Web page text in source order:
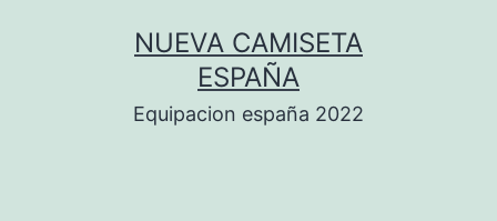
NUEVA CAMISETA
ESPAÑA
Equipacion españa 2022